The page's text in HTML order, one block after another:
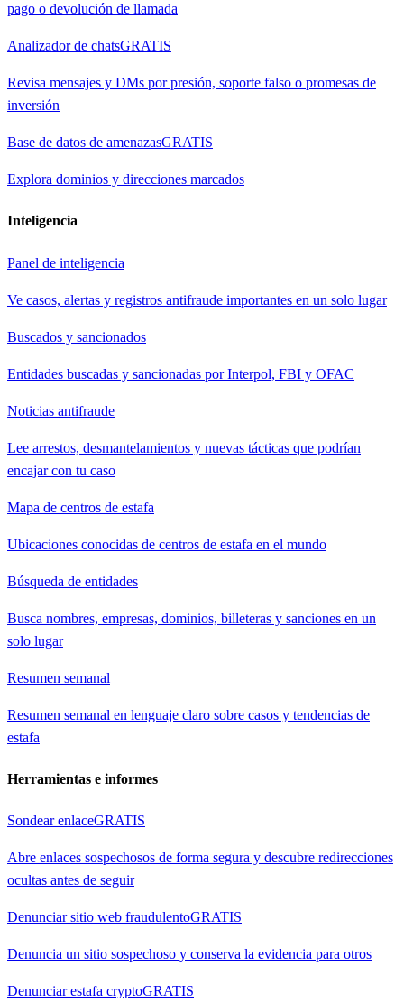
pago o devolución de llamada
Analizador de chatsGRATIS
Revisa mensajes y DMs por presión, soporte falso o promesas de
inversión
Base de datos de amenazasGRATIS
Explora dominios y direcciones marcados
Inteligencia
Panel de inteligencia
Ve casos, alertas y registros antifraude importantes en un solo lugar
Buscados y sancionados
Entidades buscadas y sancionadas por Interpol, FBI y OFAC
Noticias antifraude
Lee arrestos, desmantelamientos y nuevas tácticas que podrían
encajar con tu caso
Mapa de centros de estafa
Ubicaciones conocidas de centros de estafa en el mundo
Búsqueda de entidades
Busca nombres, empresas, dominios, billeteras y sanciones en un
solo lugar
Resumen semanal
Resumen semanal en lenguaje claro sobre casos y tendencias de
estafa
Herramientas e informes
Sondear enlaceGRATIS
Abre enlaces sospechosos de forma segura y descubre redirecciones
ocultas antes de seguir
Denunciar sitio web fraudulentoGRATIS
Denuncia un sitio sospechoso y conserva la evidencia para otros
Denunciar estafa cryptoGRATIS